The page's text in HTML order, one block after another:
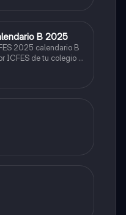
B 2025
2025 calendario B
ICFES de tu colegio y
estudiar aquella